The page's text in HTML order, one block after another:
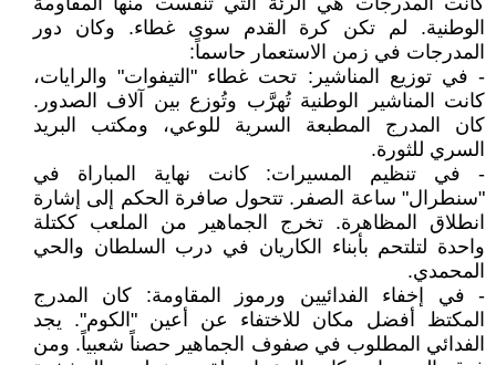
الوطنية. لم تكن كرة القدم سوى غطاء. وكان دور
المدرجات في زمن الاستعمار حاسماً:
- في توزيع المناشير: تحت غطاء "التيفوات" والرايات،
كانت المناشير الوطنية تُهرَّب وتُوزع بين آلاف الصدور.
كان المدرج المطبعة السرية للوعي، ومكتب البريد
السري للثورة.
- في تنظيم المسيرات: كانت نهاية المباراة في
"سنطرال" ساعة الصفر. تتحول صافرة الحكم إلى إشارة
انطلاق المظاهرة. تخرج الجماهير من الملعب ككتلة
واحدة لتلتحم بأبناء الكاريان في درب السلطان والحي
المحمدي.
- في إخفاء الفدائيين ورموز المقاومة: كان المدرج
المكتظ أفضل مكان للاختفاء عن أعين "الكوم". يجد
الفدائي المطلوب في صفوف الجماهير حصناً شعبياً. ومن